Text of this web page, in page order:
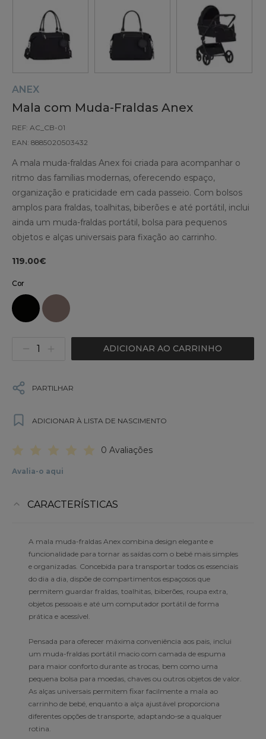
ANEX
Mala com Muda-Fraldas Anex
REF: AC_CB-01
EAN: 8885020503432
A mala muda-fraldas Anex foi criada para acompanhar o
ritmo das famílias modernas, oferecendo espaço,
organização e praticidade em cada passeio. Com bolsos
amplos para fraldas, toalhitas, biberões e até portátil, inclui
ainda um muda-fraldas portátil, bolsa para pequenos
objetos e alças universais para fixação ao carrinho.
119.00€
Cor
ADICIONAR AO CARRINHO
PARTILHAR
ADICIONAR À LISTA DE NASCIMENTO
0 Avaliações
Avalia-o aqui
CARACTERÍSTICAS
A mala muda-fraldas Anex combina design elegante e
funcionalidade para tornar as saídas com o bebé mais simples
e organizadas. Concebida para transportar todos os essenciais
do dia a dia, dispõe de compartimentos espaçosos que
permitem guardar fraldas, toalhitas, biberões, roupa extra,
objetos pessoais e até um computador portátil de forma
prática e acessível.
Pensada para oferecer máxima conveniência aos pais, inclui
um muda-fraldas portátil macio com camada de espuma
para maior conforto durante as trocas, bem como uma
pequena bolsa para moedas, chaves ou outros objetos de valor.
As alças universais permitem fixar facilmente a mala ao
carrinho de bebé, enquanto a alça ajustável proporciona
diferentes opções de transporte, adaptando-se a qualquer
rotina.